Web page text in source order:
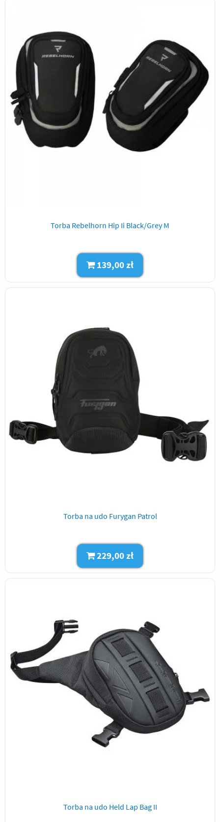
Torba Rebelhorn Hip Ii Black/Grey M
139,00 zł
Torba na udo Furygan Patrol
229,00 zł
Torba na udo Held Lap Bag II